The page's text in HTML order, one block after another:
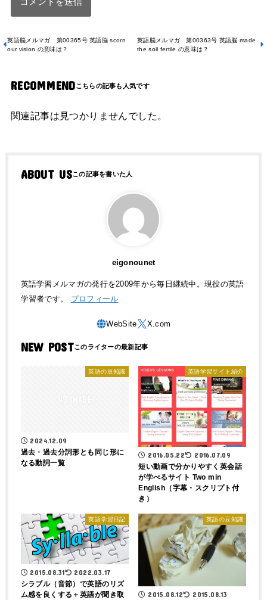
英語脳メルマガ 第00365号 英語脳 scorn
our vision の意味は？
英語脳メルマガ 第00363号 英語脳 made
the soil fertile の意味は？
RECOMMEND
関連記事は見つかりませんでした。
ABOUT US
eigonounet
英語学習メルマガの発行を2009年から毎日継続中。現役の英語
学習者です。 プロフィール
NEW POST
英語の豆知識
2024.12.09
過去・過去分詞形とも同じ形に
なる動詞一覧
英語学習サイト紹介
2016.05.22 2016.07.09
短い動画で分かりやすく英会話
が学べるサイト Two min
English（字幕・スクリプト付
き）
英語学習日記
2015.08.31 2022.03.17
シラブル（音節）で英語のリズ
ム感を良くする＋英語が聞き取
英語の豆知識
2015.08.12 2015.08.13